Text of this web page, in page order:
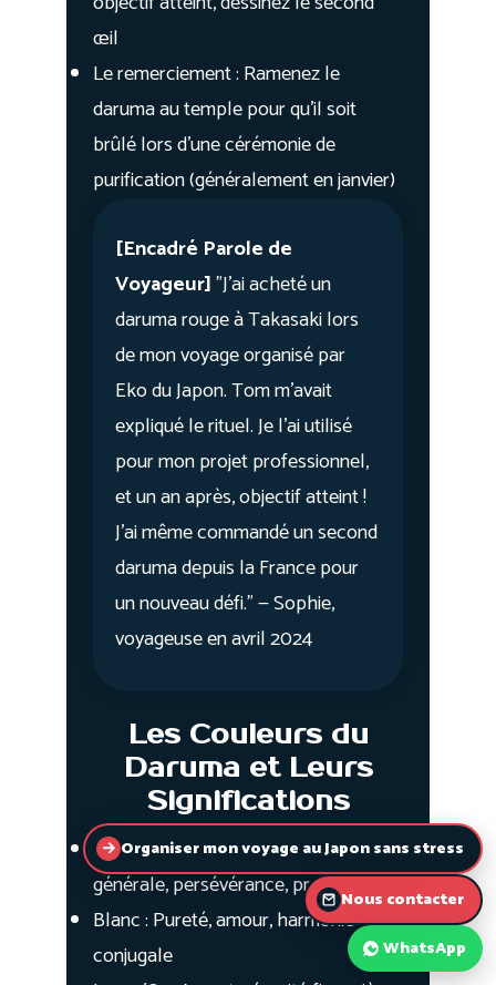
Organiser mon voyage au Japon sans stress
Nous contacter
WhatsApp